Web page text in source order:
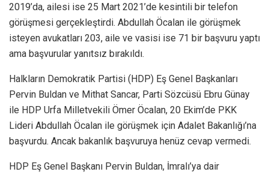
2019’da, ailesi ise 25 Mart 2021’de kesintili bir telefon
görüşmesi gerçekleştirdi. Abdullah Öcalan ile görüşmek
isteyen avukatları 203, aile ve vasisi ise 71 bir başvuru yaptı
ama başvurular yanıtsız bırakıldı.
Halkların Demokratik Partisi (HDP) Eş Genel Başkanları
Pervin Buldan ve Mithat Sancar, Parti Sözcüsü Ebru Günay
ile HDP Urfa Milletvekili Ömer Öcalan, 20 Ekim’de PKK
Lideri Abdullah Öcalan ile görüşmek için Adalet Bakanlığı’na
başvurdu. Ancak bakanlık başvuruya henüz cevap vermedi.
HDP Eş Genel Başkanı Pervin Buldan, İmralı’ya dair